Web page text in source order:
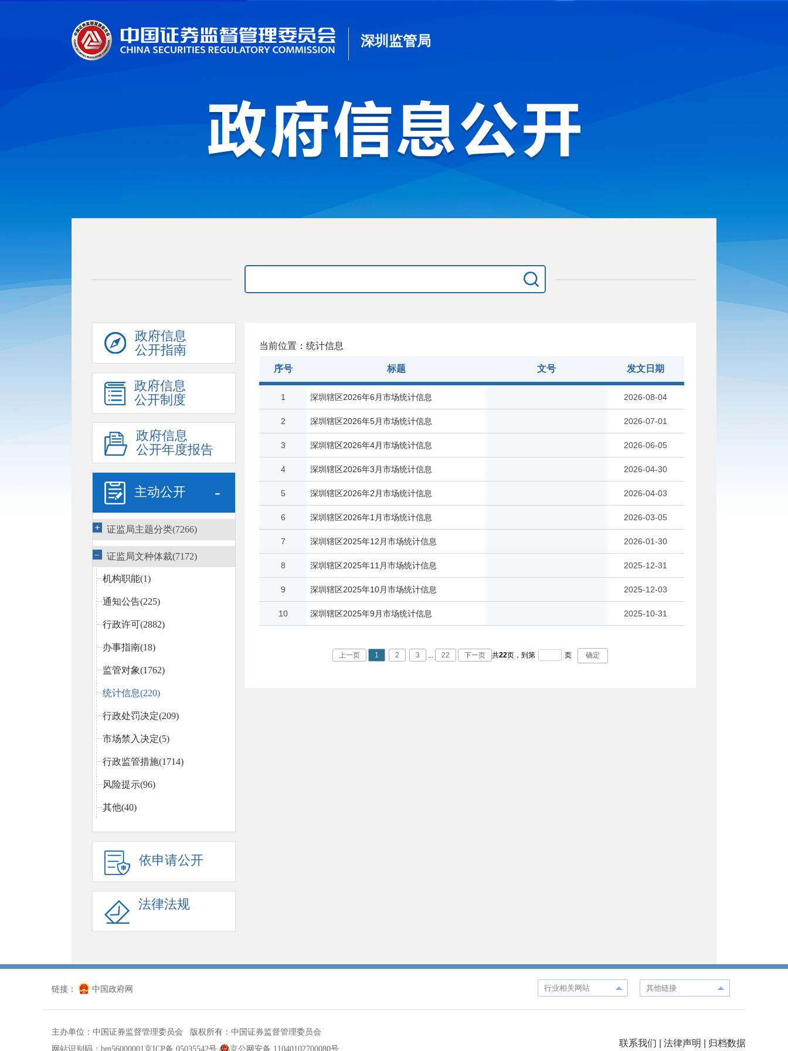
深圳监管局
政府信息
公开指南
政府信息
公开制度
政府信息
公开年度报告
主动公开 -
证监局主题分类(7266)
证监局文种体裁(7172)
机构职能(1)
通知公告(225)
行政许可(2882)
办事指南(18)
监管对象(1762)
统计信息(220)
行政处罚决定(209)
市场禁入决定(5)
行政监管措施(1714)
风险提示(96)
其他(40)
依申请公开
法律法规
当前位置：统计信息
序号 标题 文号 发文日期
1 深圳辖区2026年6月市场统计信息 2026-08-04
2 深圳辖区2026年5月市场统计信息 2026-07-01
3 深圳辖区2026年4月市场统计信息 2026-06-05
4 深圳辖区2026年3月市场统计信息 2026-04-30
5 深圳辖区2026年2月市场统计信息 2026-04-03
6 深圳辖区2026年1月市场统计信息 2026-03-05
7 深圳辖区2025年12月市场统计信息 2026-01-30
8 深圳辖区2025年11月市场统计信息 2025-12-31
9 深圳辖区2025年10月市场统计信息 2025-12-03
10 深圳辖区2025年9月市场统计信息 2025-10-31
上一页 1 2 3 ... 22 下一页 共22页， 到第 页 确定
链接： 中国政府网
主办单位：中国证券监督管理委员会 版权所有：中国证券监督管理委员会
网站识别码：bm56000001 京ICP备 05035542号 京公网安备 11040102700080号
联系我们 法律声明 归档数据